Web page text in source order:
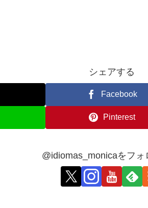
シェアする
Facebook
Pinterest
@idiomas_monicaをフォ